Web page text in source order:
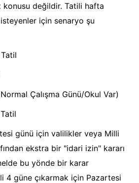
konusu değildir. Tatili hafta
için senaryo şu
Çalışma Günü/Okul Var)
günü için valilikler veya Milli
ekstra bir "idari izin" kararı
bu yönde bir karar
4 güne çıkarmak için Pazartesi